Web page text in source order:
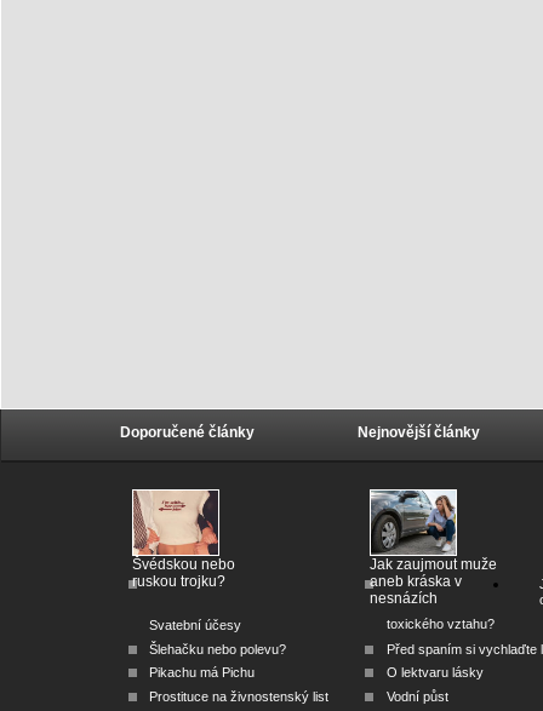
Doporučené články
Švédskou nebo
ruskou trojku?
Svatební účesy
Šlehačku nebo polevu?
Pikachu má Pichu
Prostituce na živnostenský list
Nejnovější články
Jak zaujmout muže
aneb kráska v
nesnázích
toxického vztahu?
Před spaním si vychlaďte
O lektvaru lásky
Vodní půst